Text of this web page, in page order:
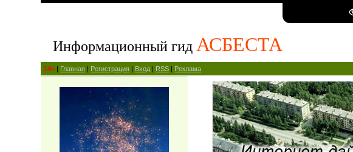
Информационный гид АСБЕСТА
14+ | Главная | Регистрация | Вход | RSS | Реклама